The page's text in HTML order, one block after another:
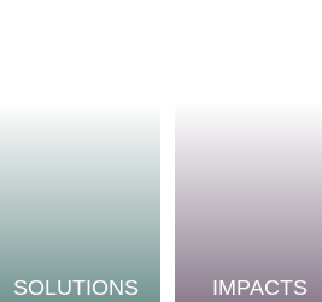
SOLUTIONS IMPACTS